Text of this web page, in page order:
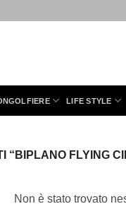
LIFE STYLE
“BIPLANO FLYING
Non è stato trovato